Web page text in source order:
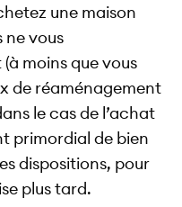
une maison
vous
moins que vous
de réaménagement
le cas de l’achat
primordial de bien
dispositions, pour
plus tard.